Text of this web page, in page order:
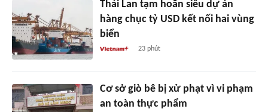
Thái Lan tạm hoãn siêu dự án
hàng chục tỷ USD kết nối hai vùng
biển
23 phút
Cơ sở giò bê bị xử phạt vì vi phạm
an toàn thực phẩm